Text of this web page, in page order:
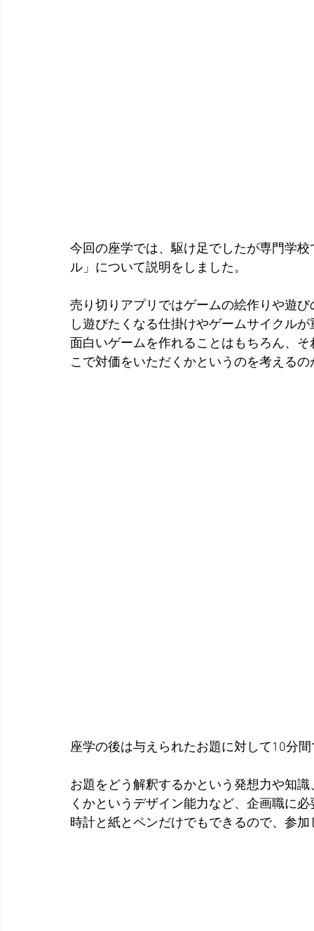
今回の座学では、駆け足でしたが専門学
ル」について説明をしました。
売り切りアプリではゲームの絵作りや遊
し遊びたくなる仕掛けやゲームサイクル
面白いゲームを作れることはもちろん、
こで対価をいただくかというのを考える
座学の後は与えられたお題に対して10分
お題をどう解釈するかという発想力や知
くかというデザイン能力など、企画職に
時計と紙とペンだけでもできるので、参